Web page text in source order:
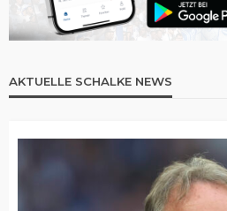
AKTUELLE SCHALKE NEWS